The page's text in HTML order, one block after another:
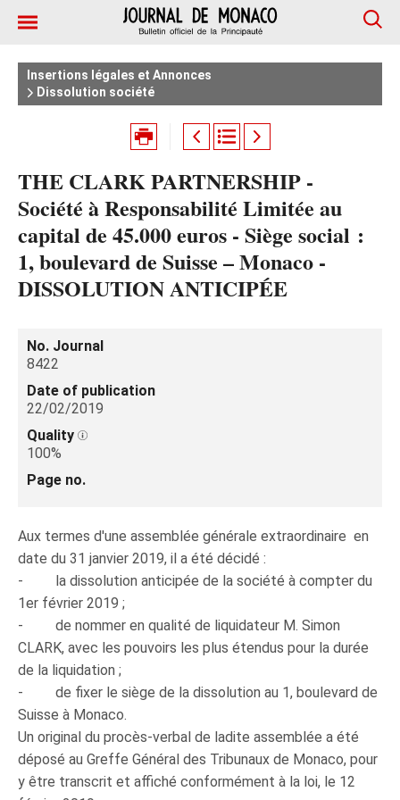
Insertions légales et Annonces
Dissolution société
THE CLARK PARTNERSHIP -
Société à Responsabilité Limitée au
capital de 45.000 euros - Siège social :
1, boulevard de Suisse – Monaco -
DISSOLUTION ANTICIPÉE
No. Journal
8422
Date of publication
22/02/2019
Quality
100%
Page no.
Aux termes d'une assemblée générale extraordinaire en
date du 31 janvier 2019, il a été décidé :
- la dissolution anticipée de la société à compter du
1er février 2019 ;
- de nommer en qualité de liquidateur M. Simon
CLARK, avec les pouvoirs les plus étendus pour la durée
de la liquidation ;
- de fixer le siège de la dissolution au 1, boulevard de
Suisse à Monaco.
Un original du procès-verbal de ladite assemblée a été
déposé au Greffe Général des Tribunaux de Monaco, pour
y être transcrit et affiché conformément à la loi, le 12